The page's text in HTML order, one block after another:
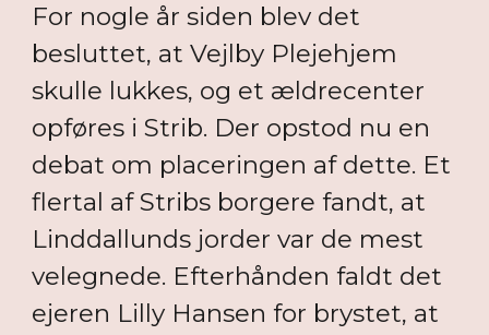
For nogle år siden blev det
besluttet, at Vejlby Plejehjem
skulle lukkes, og et ældrecenter
opføres i Strib. Der opstod nu en
debat om placeringen af dette. Et
flertal af Stribs borgere fandt, at
Linddallunds jorder var de mest
velegnede. Efterhånden faldt det
ejeren Lilly Hansen for brystet, at